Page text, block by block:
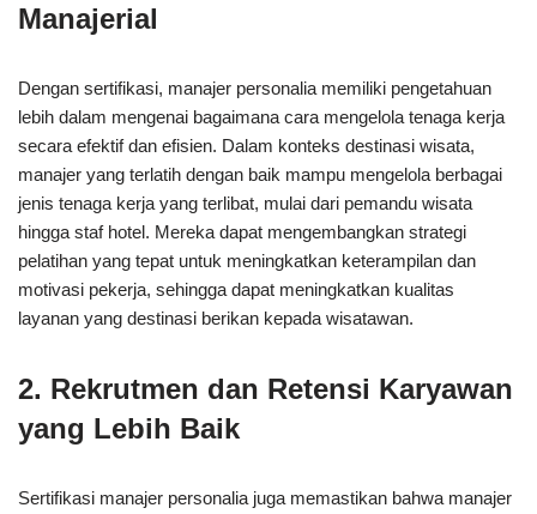
Manajerial
Dengan sertifikasi, manajer personalia memiliki pengetahuan
lebih dalam mengenai bagaimana cara mengelola tenaga kerja
secara efektif dan efisien. Dalam konteks destinasi wisata,
manajer yang terlatih dengan baik mampu mengelola berbagai
jenis tenaga kerja yang terlibat, mulai dari pemandu wisata
hingga staf hotel. Mereka dapat mengembangkan strategi
pelatihan yang tepat untuk meningkatkan keterampilan dan
motivasi pekerja, sehingga dapat meningkatkan kualitas
layanan yang destinasi berikan kepada wisatawan.
2. Rekrutmen dan Retensi Karyawan
yang Lebih Baik
Sertifikasi manajer personalia juga memastikan bahwa manajer